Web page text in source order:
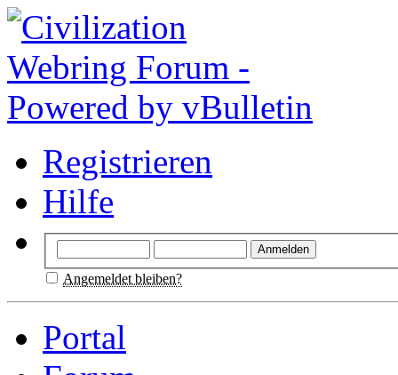
Registrieren
Hilfe
Angemeldet bleiben?
Portal